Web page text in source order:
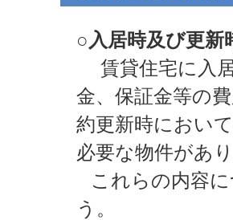
○入居時及び更新
賃貸住宅に入
金、保証金等の
約更新時におい
必要な物件があり
これらの内容
う。